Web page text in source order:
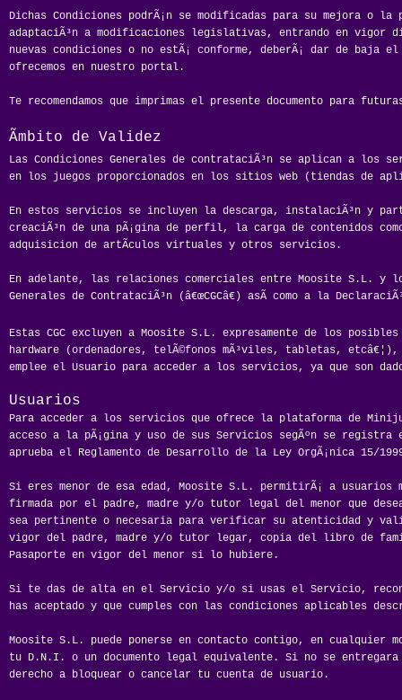
Dichas Condiciones podrÃ¡n se modificadas para su mejora
adaptaciÃ³n a modificaciones legislativas, entrando en vigor
nuevas condiciones o no estÃ¡ conforme, deberÃ¡ dar de
ofrecemos en nuestro portal.
Te recomendamos que imprimas el presente documento para
Ãmbito de Validez
Las Condiciones Generales de contrataciÃ³n se aplican a
en los juegos proporcionados en los sitios web (tiendas de
En estos servicios se incluyen la descarga, instalaciÃ³n y
creaciÃ³n de una pÃ¡gina de perfil, la carga de contenidos
adquisicion de artÃ­culos virtuales y otros servicios.
En adelante, las relaciones comerciales entre Moosite S.L. y
Generales de ContrataciÃ³n (â€œCGCâ€) asÃ­ como a la
Estas CGC excluyen a Moosite S.L. expresamente de los
hardware (ordenadores, telÃ©fonos mÃ³viles, tabletas,
emplee el Usuario para acceder a los servicios, ya que son
Usuarios
Para acceder a los servicios que ofrece la plataforma de
acceso a la pÃ¡gina y uso de sus Servicios segÃºn se
aprueba el Reglamento de Desarrollo de la Ley OrgÃ¡nica 15/
Si eres menor de esa edad, Moosite S.L. permitirÃ¡ a
firmada por el padre, madre y/o tutor legal del menor que
sea pertinente o necesaria para verificar su atenticidad y
vigor del padre, madre y/o tutor legar, copia del libro de
Pasaporte en vigor del menor si lo hubiere.
Si te das de alta en el Servicio y/o si usas el Servicio,
has aceptado y que cumples con las condiciones aplicables
Moosite S.L. puede ponerse en contacto contigo, en cualquier
tu D.N.I. o un documento legal equivalente. Si no se
derecho a bloquear o cancelar tu cuenta de usuario.